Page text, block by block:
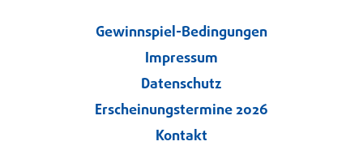
Gewinnspiel-Bedingungen
Impressum
Datenschutz
Erscheinungstermine 2026
Kontakt